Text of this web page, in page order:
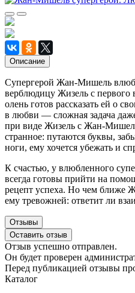
Описание
Супергерой Жан-Мишель
верблюдицу Жизель с первого
олень готов рассказать ей о
в любви — сложная задача
при виде Жизель с Жан-
странное: путаются буквы,
ноги, ему хочется убежать и
К счастью, у влюбленного
всегда готовы прийти на
рецепт успеха. Но чем ближе
ему тревожней: ответит ли
Отзывы
Оставить отзыв
Отзыв успешно отправлен.
Он будет проверен
Перед публикацией отзывы
Каталог